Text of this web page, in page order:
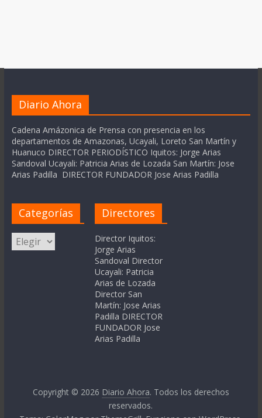
Diario Ahora
Cadena Amázonica de Prensa con presencia en los
departamentos de Amazonas, Ucayali, Loreto San Martín y
Huanuco DIRECTOR PERIODÍSTICO Iquitos: Jorge Arias
Sandoval Ucayali: Patricia Arias de Lozada San Martín: Jose
Arias Padilla DIRECTOR FUNDADOR Jose Arias Padilla
Categorías
Categorías
Directores
Director Iquitos:
Jorge Arias
Sandoval Director
Ucayali: Patricia
Arias de Lozada
Director San
Martín: Jose Arias
Padilla DIRECTOR
FUNDADOR Jose
Arias Padilla
Copyright © 2026 Diario Ahora. Todos los derechos
reservados.